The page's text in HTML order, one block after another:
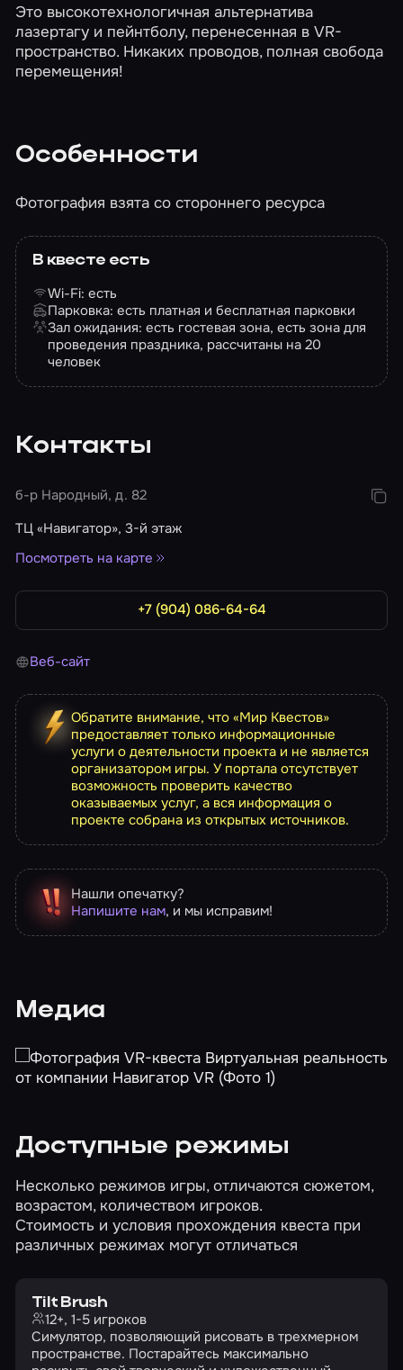
Это высокотехнологичная альтернатива
лазертагу и пейнтболу, перенесенная в VR-
пространство. Никаких проводов, полная свобода
перемещения!
Особенности
Фотография взята со стороннего ресурса
В квесте есть
Wi-Fi: есть
Парковка: есть платная и бесплатная парковки
Зал ожидания: есть гостевая зона, есть зона для
проведения праздника, рассчитаны на 20
человек
Контакты
б-р Народный, д. 82
ТЦ «Навигатор», 3-й этаж
Посмотреть на карте
+7 (904) 086-64-64
Веб-сайт
Обратите внимание, что «Мир Квестов»
предоставляет только информационные
услуги о деятельности проекта и не является
организатором игры. У портала отсутствует
возможность проверить качество
оказываемых услуг, а вся информация о
проекте собрана из открытых источников.
Нашли опечатку?
Напишите нам, и мы исправим!
Медиа
Доступные режимы
Несколько режимов игры, отличаются сюжетом,
возрастом, количеством игроков.
Стоимость и условия прохождения квеста при
различных режимах могут отличаться
Tilt Brush
12+, 1-5 игроков
Симулятор, позволяющий рисовать в трехмерном
пространстве. Постарайтесь максимально